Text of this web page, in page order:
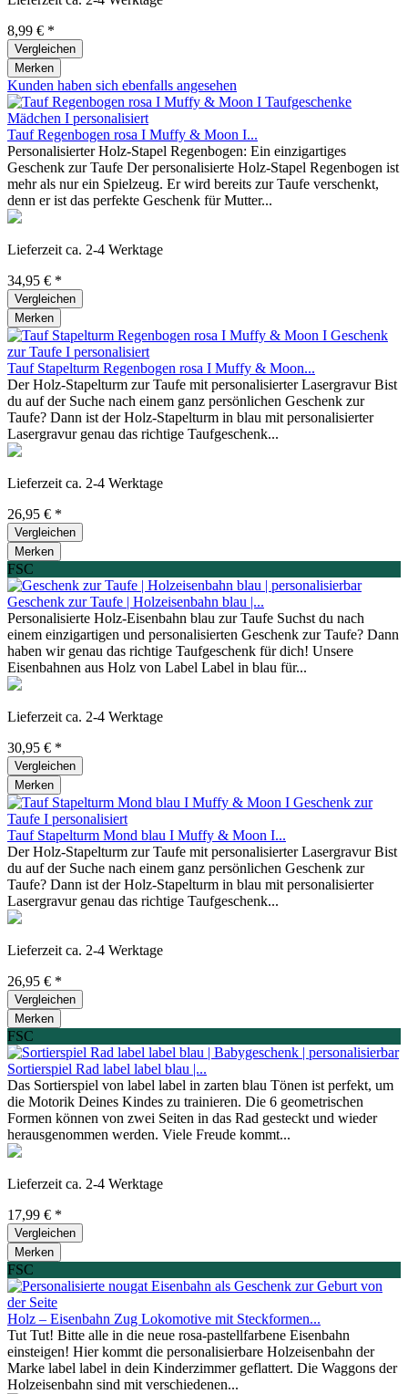
8,99 € *
Vergleichen
Merken
Kunden haben sich ebenfalls angesehen
Tauf Regenbogen rosa I Muffy & Moon I...
Personalisierter Holz-Stapel Regenbogen: Ein einzigartiges
Geschenk zur Taufe Der personalisierte Holz-Stapel Regenbogen ist
mehr als nur ein Spielzeug. Er wird bereits zur Taufe verschenkt,
denn er ist das perfekte Geschenk für Mutter...
Lieferzeit ca. 2-4 Werktage
34,95 € *
Vergleichen
Merken
Tauf Stapelturm Regenbogen rosa I Muffy & Moon...
Der Holz-Stapelturm zur Taufe mit personalisierter Lasergravur Bist
du auf der Suche nach einem ganz persönlichen Geschenk zur
Taufe? Dann ist der Holz-Stapelturm in blau mit personalisierter
Lasergravur genau das richtige Taufgeschenk...
Lieferzeit ca. 2-4 Werktage
26,95 € *
Vergleichen
Merken
FSC
Geschenk zur Taufe | Holzeisenbahn blau |...
Personalisierte Holz-Eisenbahn blau zur Taufe Suchst du nach
einem einzigartigen und personalisierten Geschenk zur Taufe? Dann
haben wir genau das richtige Taufgeschenk für dich! Unsere
Eisenbahnen aus Holz von Label Label in blau für...
Lieferzeit ca. 2-4 Werktage
30,95 € *
Vergleichen
Merken
Tauf Stapelturm Mond blau I Muffy & Moon I...
Der Holz-Stapelturm zur Taufe mit personalisierter Lasergravur Bist
du auf der Suche nach einem ganz persönlichen Geschenk zur
Taufe? Dann ist der Holz-Stapelturm in blau mit personalisierter
Lasergravur genau das richtige Taufgeschenk...
Lieferzeit ca. 2-4 Werktage
26,95 € *
Vergleichen
Merken
FSC
Sortierspiel Rad label label blau |...
Das Sortierspiel von label label in zarten blau Tönen ist perfekt, um
die Motorik Deines Kindes zu trainieren. Die 6 geometrischen
Formen können von zwei Seiten in das Rad gesteckt und wieder
herausgenommen werden. Viele Freude kommt...
Lieferzeit ca. 2-4 Werktage
17,99 € *
Vergleichen
Merken
FSC
Holz – Eisenbahn Zug Lokomotive mit Steckformen...
Tut Tut! Bitte alle in die neue rosa-pastellfarbene Eisenbahn
einsteigen! Hier kommt die personalisierbare Holzeisenbahn der
Marke label label in dein Kinderzimmer geflattert. Die Waggons der
Holzeisenbahn sind mit verschiedenen...